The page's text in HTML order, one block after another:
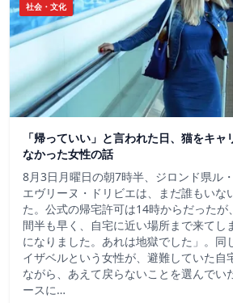
社会・文化
「帰っていい」と言われた日、猫をキ
なかった女性の話
8月3日月曜日の朝7時半、ジロンド県ル
エヴリーヌ・ドリビエは、まだ誰もいな
た。公式の帰宅許可は14時からだった
間半も早く、自宅に近い場所まで来てし
になりました。あれは地獄でした」。同
イザベルという女性が、避難していた自
ながら、あえて戻らないことを選んでい
ースに…